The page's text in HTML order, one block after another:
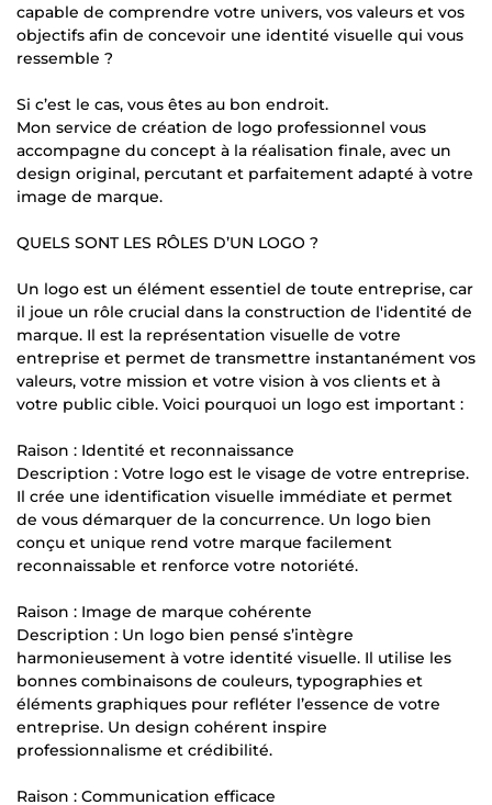
capable de comprendre votre univers, vos valeurs et vos
objectifs afin de concevoir une identité visuelle qui vous
ressemble ?
Si c’est le cas, vous êtes au bon endroit.
Mon service de création de logo professionnel vous
accompagne du concept à la réalisation finale, avec un
design original, percutant et parfaitement adapté à votre
image de marque.
QUELS SONT LES RÔLES D’UN LOGO ?
Un logo est un élément essentiel de toute entreprise, car
il joue un rôle crucial dans la construction de l'identité de
marque. Il est la représentation visuelle de votre
entreprise et permet de transmettre instantanément vos
valeurs, votre mission et votre vision à vos clients et à
votre public cible. Voici pourquoi un logo est important :
Raison : Identité et reconnaissance
Description : Votre logo est le visage de votre entreprise.
Il crée une identification visuelle immédiate et permet
de vous démarquer de la concurrence. Un logo bien
conçu et unique rend votre marque facilement
reconnaissable et renforce votre notoriété.
Raison : Image de marque cohérente
Description : Un logo bien pensé s’intègre
harmonieusement à votre identité visuelle. Il utilise les
bonnes combinaisons de couleurs, typographies et
éléments graphiques pour refléter l’essence de votre
entreprise. Un design cohérent inspire
professionnalisme et crédibilité.
Raison : Communication efficace